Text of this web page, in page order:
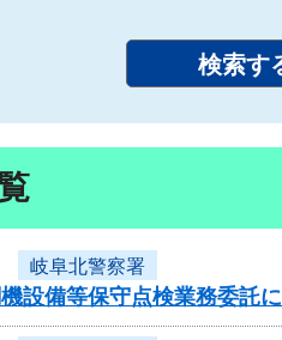
岐阜北警察署
設備等保守点検業務委託